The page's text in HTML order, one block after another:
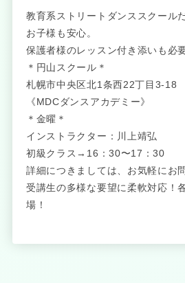
教育系ストリートダンススクール
お子様も安心。
保護者様のレッスン付き添いも必
＊円山スクール＊
札幌市中央区北1条西22丁目3-18
《MDCダンスアカデミー》
＊金曜＊
インストラクター：川上靖弘
初級クラス→16：30〜17：30
詳細につきましては、お気軽にお
受講生の多様な要望に柔軟対応！
場！